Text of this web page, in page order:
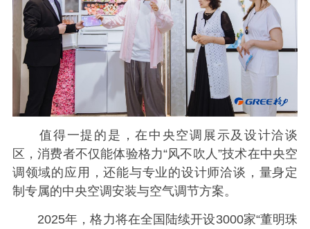
值得一提的是，在中央空调展示及设计洽谈
区，消费者不仅能体验格力“风不吹人”技术在中央空
调领域的应用，还能与专业的设计师洽谈，量身定
制专属的中央空调安装与空气调节方案。
2025年，格力将在全国陆续开设3000家“董明珠